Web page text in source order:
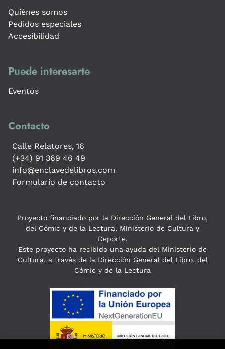
Quiénes somos
Pedidos especiales
Accesibilidad
Puede interesarte
Eventos
Contacto
Calle Relatores, 16
(+34) 91 369 46 49
info@enclavedelibros.com
Formulario de contacto
Proyecto financiado por la Dirección General del Libro,
del Cómic y de la Lectura, Ministerio de Cultura y
Deporte.
Este proyecto ha recibido una ayuda del Ministerio de
Cultura, a través de la Dirección General del Libro, del
Cómic y de la Lectura